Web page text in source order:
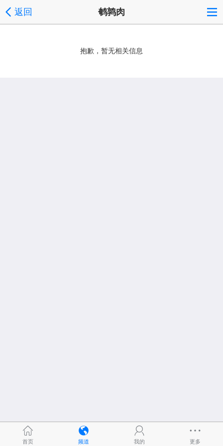
返回 鹌鹑肉
抱歉，暂无相关信息
首页 频道 我的 更多